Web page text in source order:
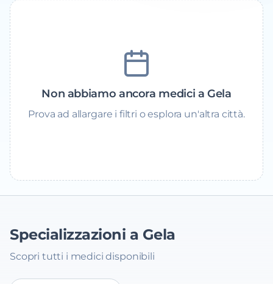
Non abbiamo ancora medici a Gela
Prova ad allargare i filtri o esplora un'altra città.
Specializzazioni a Gela
Scopri tutti i medici disponibili